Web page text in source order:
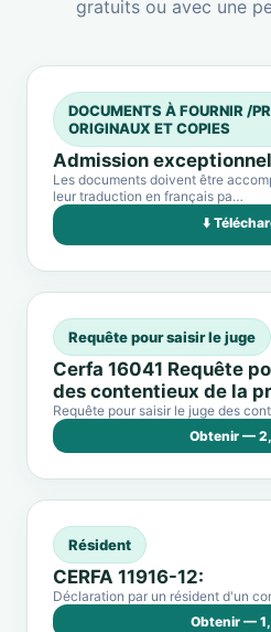
gratuits ou avec une
DOCUMENTS À FOURNIR /
ORIGINAUX ET COPIES
Admission
Les documents doivent être
leur traduction en français pa…
⬇️
Requête pour saisir le juge
Cerfa 16041 Requête
des contentieux de la
Requête pour saisir le juge des
Obtenir —
Résident
CERFA 11916-12:
Déclaration par un résident d'un
Obtenir —